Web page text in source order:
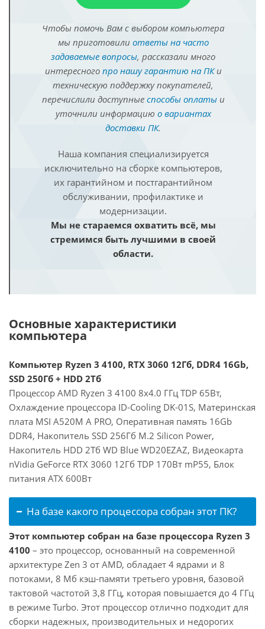
Чтобы помочь Вам с выбором компьютера
мы приготовили ответы на часто
задаваемые вопросы, рассказали много
интересного про нашу гарантию на ПКи
техническую поддержку покупателей,
перечислили доступные способы оплатыи
уточнили информацию о вариантах
доставки ПК.
Наша компания специализируется
исключительно на сборке компьютеров,
их гарантийном и постгарантийном
обслуживании, профилактике и
модернизации.
Мы не стараемся охватить всё, мы
стремимся быть лучшими в своей
области.
Основные характеристики
компьютера
Компьютер Ryzen 3 4100, RTX 3060 12Гб, DDR4 16Gb,
SSD 250Гб + HDD 2Тб
Процессор AMD Ryzen 3 4100 8x4.0 ГГц TDP 65Вт,
Охлаждение процессора ID-Cooling DK-01S, Материнская
плата MSI A520M A PRO, Оперативная память 16Gb
DDR4, Накопитель SSD 256Гб M.2 Silicon Power,
Накопитель HDD 2Тб WD Blue WD20EZAZ, Видеокарта
nVidia GeForce RTX 3060 12Гб TDP 170Вт mP55, Блок
питания ATX 600Вт
На базе какого процессора собран этот ПК?
Этот компьютер собран на базе процессора Ryzen 3
4100 – это процессор, основанный на современной
архитектуре Zen 3 от AMD, обладает 4 ядрами и 8
потоками, 8 Мб кэш-памяти третьего уровня, базовой
тактовой частотой 3,8 ГГц, которая повышается до 4 ГГц
в режиме Turbo. Этот процессор отлично подходит для
сборки надежных, производительных и недорогих